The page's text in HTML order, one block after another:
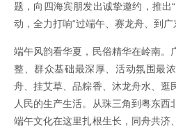
题，向四海宾朋发出诚挚邀约，推出
动，全力打响“过端午、赛龙舟、到广
端午风韵看华夏，民俗精华在岭南。
整、群众基础最深厚、活动氛围最
舟、挂艾草、品粽香、沐龙舟水、逛
人民的生产生活。从珠三角到粤东西
端午文化在这里扎根生长，同舟共济